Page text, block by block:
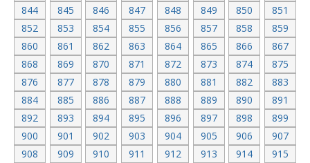
844
845 846 847 848 849 850
851
852
853 854 855 856 857 858
859
860
861 862 863 864 865 866
867
868
869 870 871 872 873 874
875
876
877 878 879 880 881 882
883
884
885 886 887 888 889 890
891
892
893 894 895 896 897 898
899
900
901 902 903 904 905 906
907
908
909 910 911 912 913 914
915